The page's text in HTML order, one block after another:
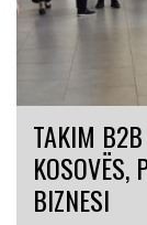
TAKIM
KOSOVËS,
BIZNESI